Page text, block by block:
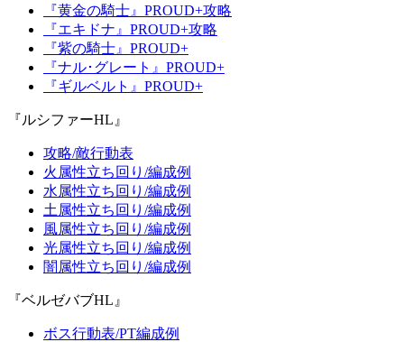
『黄金の騎士』PROUD+攻略
『エキドナ』PROUD+攻略
『紫の騎士』PROUD+
『ナル･グレート』PROUD+
『ギルベルト』PROUD+
『ルシファーHL』
攻略/敵行動表
火属性立ち回り/編成例
水属性立ち回り/編成例
土属性立ち回り/編成例
風属性立ち回り/編成例
光属性立ち回り/編成例
闇属性立ち回り/編成例
『ベルゼバブHL』
ボス行動表/PT編成例